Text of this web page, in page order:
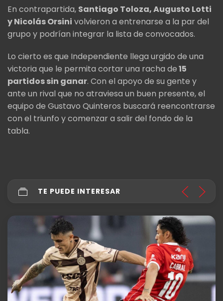
En contrapartida, Santiago Toloza, Augusto Lotti
y Nicolás Orsini volvieron a entrenarse a la par del
grupo y podrían integrar la lista de convocados.
Lo cierto es que Independiente llega urgido de una
victoria que le permita cortar una racha de15
partidos sin ganar. Con el apoyo de su gente y
ante un rival que no atraviesa un buen presente, el
equipo de Gustavo Quinteros buscará reencontrarse
con el triunfo y comenzar a salir del fondo de la
tabla.
TE PUEDE INTERESAR